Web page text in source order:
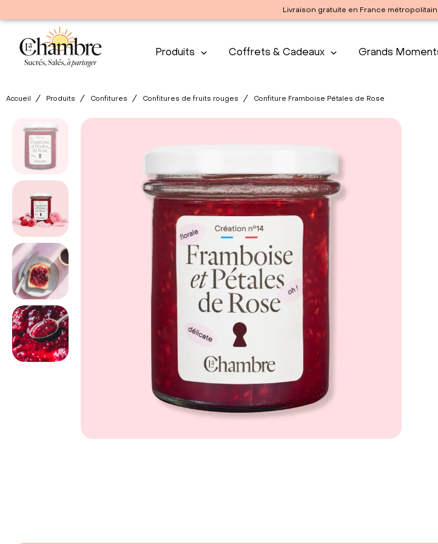
Livraison gratuite en France
Produits Coffrets & Cadeaux Grands
Accueil Produits Confitures Confitures de fruits rouges Confiture Framboise Pétales de Rose